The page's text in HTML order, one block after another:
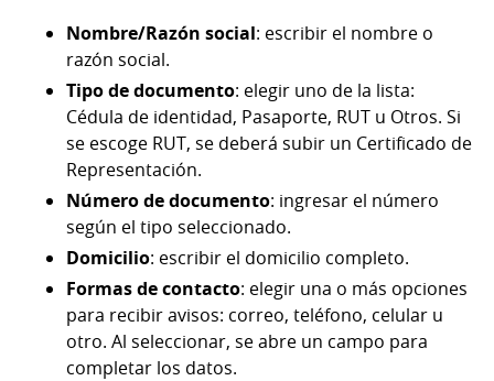
Nombre/Razón social: escribir el nombre o
razón social.
Tipo de documento: elegir uno de la lista:
Cédula de identidad, Pasaporte, RUT u Otros. Si
se escoge RUT, se deberá subir un Certificado de
Representación.
Número de documento: ingresar el número
según el tipo seleccionado.
Domicilio: escribir el domicilio completo.
Formas de contacto: elegir una o más opciones
para recibir avisos: correo, teléfono, celular u
otro. Al seleccionar, se abre un campo para
completar los datos.